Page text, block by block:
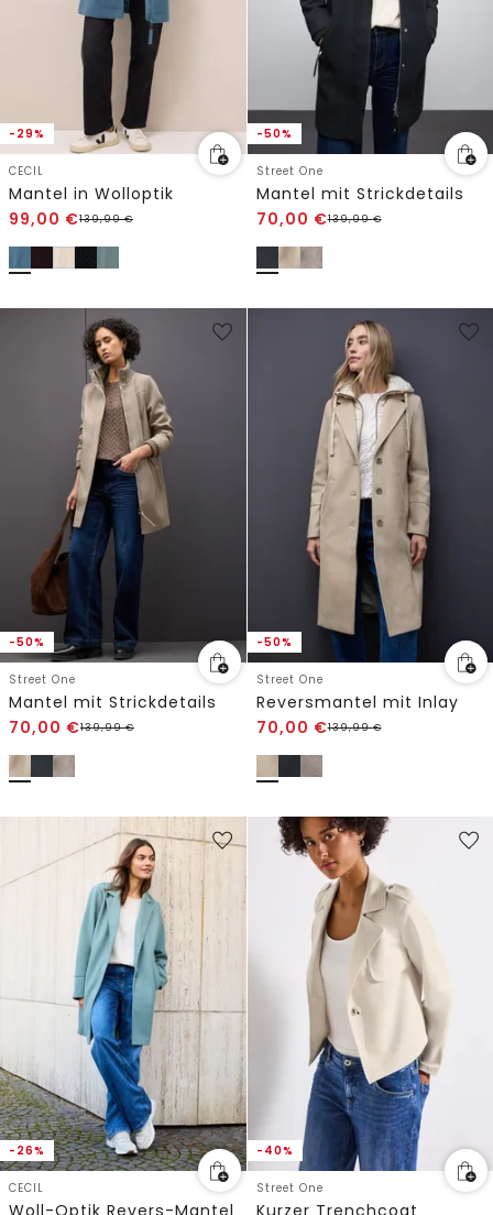
-29%
CECIL
Mantel in Wolloptik
99,00 €139,99€
-50%
Street One
Mantel mit Strickdetails
70,00 €139,99€
-50%
Street One
Mantel mit Strickdetails
70,00 €139,99€
-50%
Street One
Reversmantel mit Inlay
70,00 €139,99€
-26%
CECIL
Woll-Optik Revers-Mantel
-40%
Street One
Kurzer Trenchcoat